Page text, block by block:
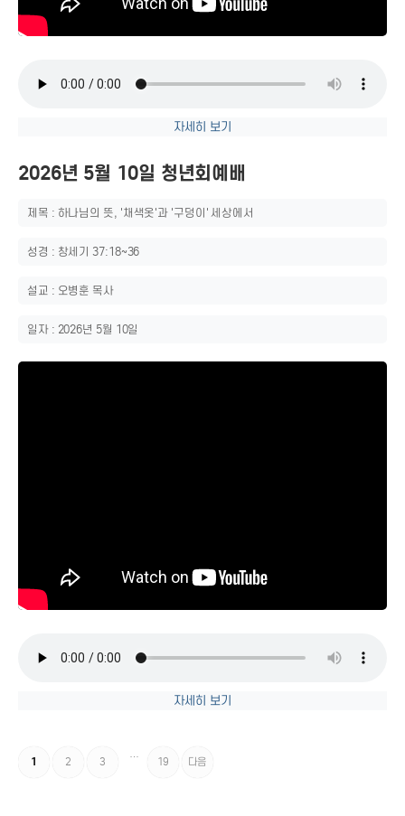
자세히 보기
2026년 5월 10일 청년회예배
제목 : 하나님의 뜻, '채색옷'과 '구덩이' 세상에서
성경 : 창세기 37:18~36
설교 : 오병훈 목사
일자 : 2026년 5월 10일
자세히 보기
1 2 3
…
19 다음